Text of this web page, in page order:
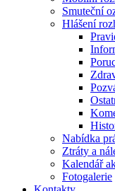
Smuteční
Hlášení
Nabídka
Ztráty a
Kalendář
Fotogalerie